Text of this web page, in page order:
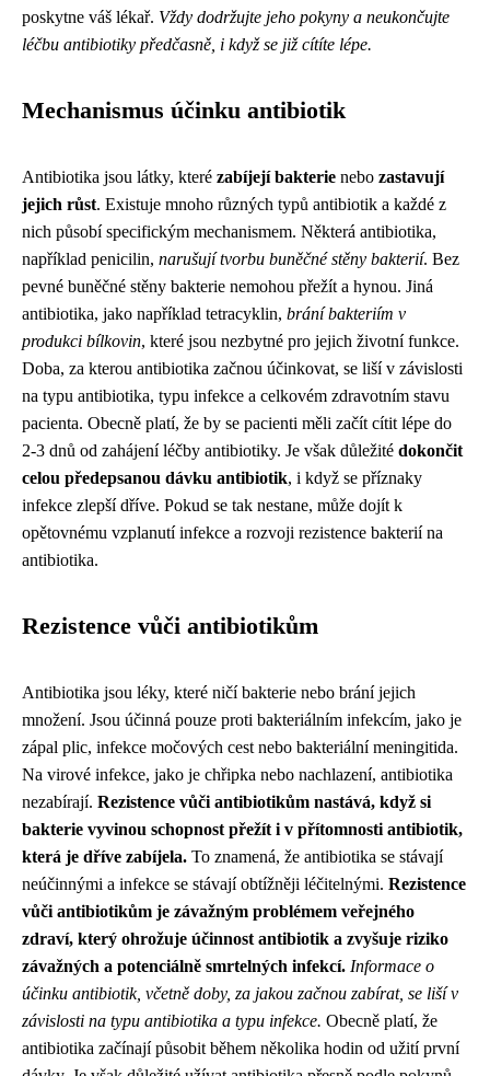
poskytne váš lékař. Vždy dodržujte jeho pokyny a neukončujte
léčbu antibiotiky předčasně, i když se již cítíte lépe.
Mechanismus účinku antibiotik
Antibiotika jsou látky, které zabíjejí bakterie nebo zastavují
jejich růst. Existuje mnoho různých typů antibiotik a každé z
nich působí specifickým mechanismem. Některá antibiotika,
například penicilin, narušují tvorbu buněčné stěny bakterií. Bez
pevné buněčné stěny bakterie nemohou přežít a hynou. Jiná
antibiotika, jako například tetracyklin, brání bakteriím v
produkci bílkovin, které jsou nezbytné pro jejich životní funkce.
Doba, za kterou antibiotika začnou účinkovat, se liší v závislosti
na typu antibiotika, typu infekce a celkovém zdravotním stavu
pacienta. Obecně platí, že by se pacienti měli začít cítit lépe do
2-3 dnů od zahájení léčby antibiotiky. Je však důležité dokončit
celou předepsanou dávku antibiotik, i když se příznaky
infekce zlepší dříve. Pokud se tak nestane, může dojít k
opětovnému vzplanutí infekce a rozvoji rezistence bakterií na
antibiotika.
Rezistence vůči antibiotikům
Antibiotika jsou léky, které ničí bakterie nebo brání jejich
množení. Jsou účinná pouze proti bakteriálním infekcím, jako je
zápal plic, infekce močových cest nebo bakteriální meningitida.
Na virové infekce, jako je chřipka nebo nachlazení, antibiotika
nezabírají. Rezistence vůči antibiotikům nastává, když si
bakterie vyvinou schopnost přežít i v přítomnosti antibiotik,
která je dříve zabíjela. To znamená, že antibiotika se stávají
neúčinnými a infekce se stávají obtížněji léčitelnými. Rezistence
vůči antibiotikům je závažným problémem veřejného
zdraví, který ohrožuje účinnost antibiotik a zvyšuje riziko
závažných a potenciálně smrtelných infekcí. Informace o
účinku antibiotik, včetně doby, za jakou začnou zabírat, se liší v
závislosti na typu antibiotika a typu infekce. Obecně platí, že
antibiotika začínají působit během několika hodin od užití první